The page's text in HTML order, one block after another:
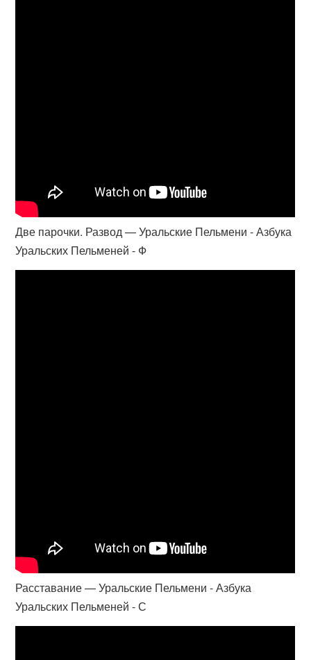
Две парочки. Развод — Уральские Пельмени - Азбука
Уральских Пельменей - Ф
Расставание — Уральские Пельмени - Азбука
Уральских Пельменей - С